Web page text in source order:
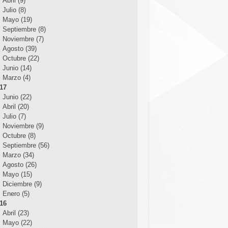
Julio (8)
Mayo (19)
Septiembre (8)
Noviembre (7)
Agosto (39)
Octubre (22)
Junio (14)
Marzo (4)
Junio (22)
Abril (20)
Julio (7)
Noviembre (9)
Octubre (8)
Septiembre (56)
Marzo (34)
Agosto (26)
Mayo (15)
Diciembre (9)
Enero (5)
Abril (23)
Mayo (22)